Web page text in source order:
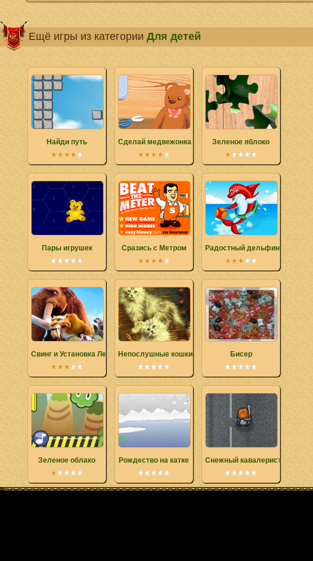
Ещё игры из категории Для детей
Найди путь Сделай медвежонка ТеддиЗеленое яблоко
Пары игрушек Сразись с Метром Радостный дельфин Отделка
Свинг и Установка Ледниковый период 4 Континентальный дрейф
Непослушные кошки Бисер
Зеленое облако Рождество на катке Снежный кавалерист